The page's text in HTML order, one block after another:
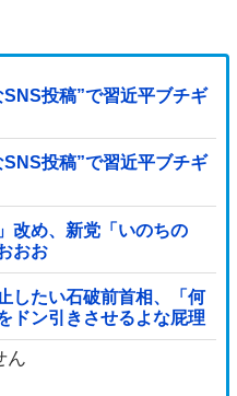
SNS投稿”で習近平ブチギ
SNS投稿”で習近平ブチギ
改め、新党「いのちの
おお
したい石破前首相、「何
ドン引きさせるよな屁理
ん